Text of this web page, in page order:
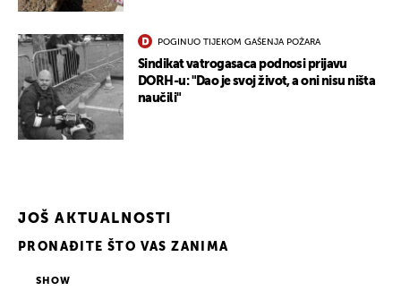
POGINUO TIJEKOM GAŠENJA POŽARA
Sindikat vatrogasaca podnosi prijavu
DORH-u: "Dao je svoj život, a oni nisu ništa
naučili"
JOŠ AKTUALNOSTI
PRONAĐITE ŠTO VAS ZANIMA
SHOW